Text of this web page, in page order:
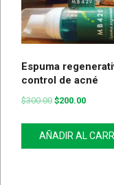
Espuma
control de acné
$300.00 $200.00
AÑADIR AL